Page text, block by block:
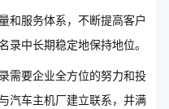
和服务体系，不断提高客户
录中长期稳定地保持地位。
需要企业全方位的努力和投
汽车主机厂建立联系，并满